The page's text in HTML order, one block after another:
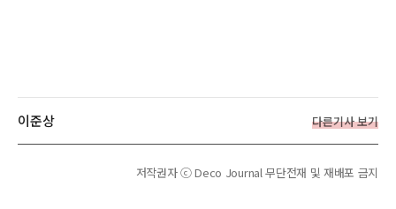
이준상 다른기사 보기
저작권자 ⓒ Deco Journal 무단전재 및 재배포 금지